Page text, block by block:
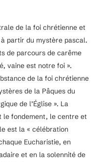
de la foi chrétienne et
partir du mystère pascal.
de parcours de carême
vaine est notre foi ».
de la foi chrétienne
de la Pâques du
de l’Église ». La
le fondement, le centre et
est la « célébration
Eucharistie, en
et en la solennité de